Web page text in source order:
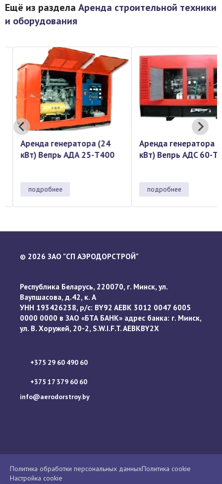
Ещё из раздела Аренда строительной техники
и оборудования
Аренда генератора (24
кВт) Вепрь АДА 25-Т400
подробнее
Аренда генератора
кВт) Вепрь АДC 60-
подробнее
© 2026 ЗАО "СП АЭРОДОРСТРОЙ"
Республика Беларусь, 220070, г. Минск, ул.
Ваупшасова, д.42, к. А
УНН 193426238, р/с: BY92 AEBK 3012 0047 6005
0000 0000 в ЗАО «БТА БАНК» адрес банка: г. Минск,
ул. В. Хоружей, 20-2, S.W.I.F.T. AEBKBY2X
+375 29 60 490 60
+375 17 379 60 60
info@aerodorstroy.by
Политика обработки персональных данныхПолитика cookie
Настройка cookie